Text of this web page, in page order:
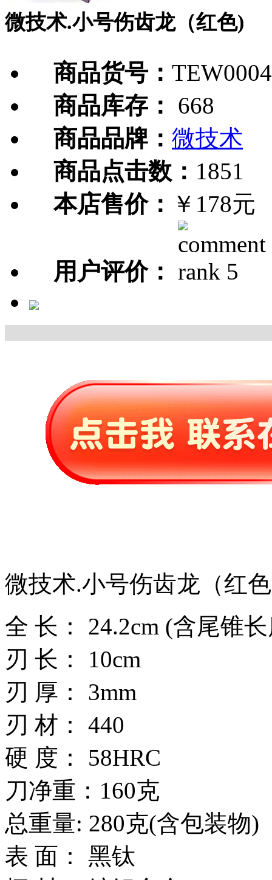
微技术.小号伤齿龙（红色)
商品货号：
商品库存：
668
商品品牌： 微技术
商品点击数： 1851
本店售价： ￥178元
用户评价：
微技术.小号伤齿龙（红
全 长： 24.2cm (含尾锥
刃 长： 10cm
刃 厚： 3mm
刃 材： 440
硬 度： 58HRC
刀净重：160克
总重量: 280克(含包装物)
表 面： 黑钛